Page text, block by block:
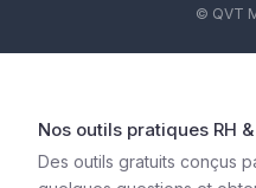
© QVT
Nos outils pratiques RH
Des outils gratuits conçus